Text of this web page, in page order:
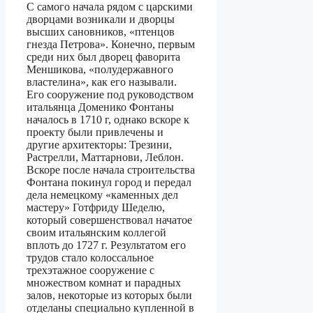
С самого начала рядом с царскими
дворцами возникали и дворцы
высших сановников, «птенцов
гнезда Петрова». Конечно, первым
среди них был дворец фаворита
Меншикова, «полудержавного
властелина», как его называли.
Его сооружение под руководством
итальянца Доменико Фонтаны
началось в 1710 г, однако вскоре к
проекту были привлечены и
другие архитекторы: Трезини,
Растрелли, Маттарнови, Леблон.
Вскоре после начала строительства
Фонтана покинул город и передал
дела немецкому «каменных дел
мастеру» Готфриду Шеделю,
который совершенствовал начатое
своим итальянским коллегой
вплоть до 1727 г. Результатом его
трудов стало колоссальное
трехэтажное сооружение с
множеством комнат и парадных
залов, некоторые из которых были
отделаны специально купленной в